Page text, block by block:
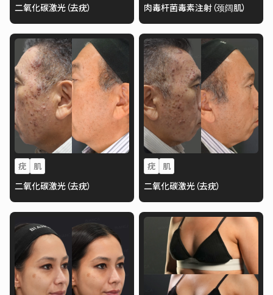
二氧化碳激光（去疣） 肉毒杆菌毒素注射（颈阔肌）
疣 肌
二氧化碳激光（去疣）
疣 肌
二氧化碳激光（去疣）